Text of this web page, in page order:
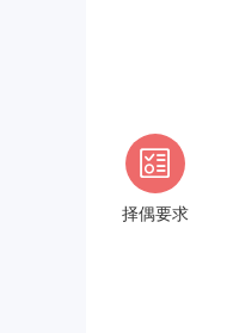
择偶要求